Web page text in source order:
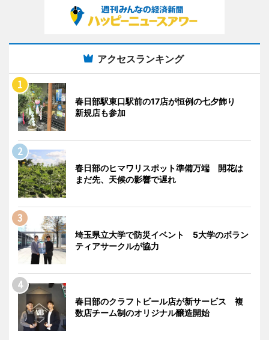
アクセスランキング
春日部駅東口駅前の17店が恒例の七夕飾り
新規店も参加
春日部のヒマワリスポット準備万端 開花は
まだ先、天候の影響で遅れ
埼玉県立大学で防災イベント 5大学のボラン
ティアサークルが協力
春日部のクラフトビール店が新サービス 複
数店チーム制のオリジナル醸造開始